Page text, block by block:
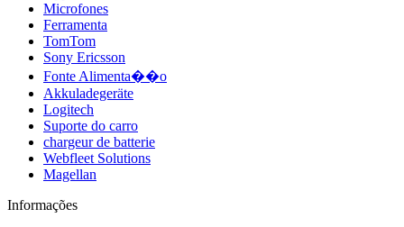
Microfones
Ferramenta
TomTom
Sony Ericsson
Fonte Alimenta��o
Akkuladegeräte
Logitech
Suporte do carro
chargeur de batterie
Webfleet Solutions
Magellan
Informações